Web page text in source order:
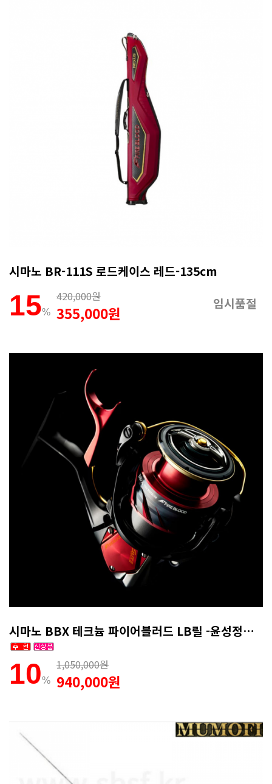
시마노 BR-111S 로드케이스 레드-135cm
15%
임시품절
420,000원
355,000원
시마노 BBX 테크늄 파이어블러드 LB릴 -윤성정품(무상1회AS)
10%
1,050,000원
940,000원